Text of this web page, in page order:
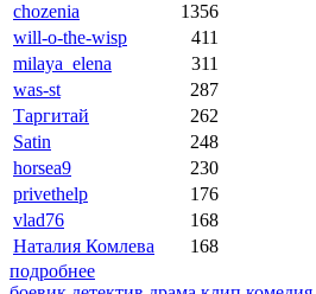
chozenia
1356
will-o-the-wisp
411
milaya_elena
311
was-st
287
Таргитай
262
Satin
248
horsea9
230
privethelp
176
vlad76
168
Наталия Комлева
168
подробнее